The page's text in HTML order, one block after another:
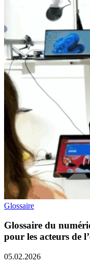
Glossaire
Glossaire du
pour les acteurs de
05.02.2026